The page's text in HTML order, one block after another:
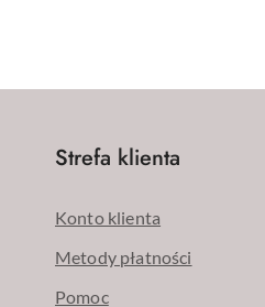
Strefa klienta
Konto klienta
Metody płatności
Pomoc